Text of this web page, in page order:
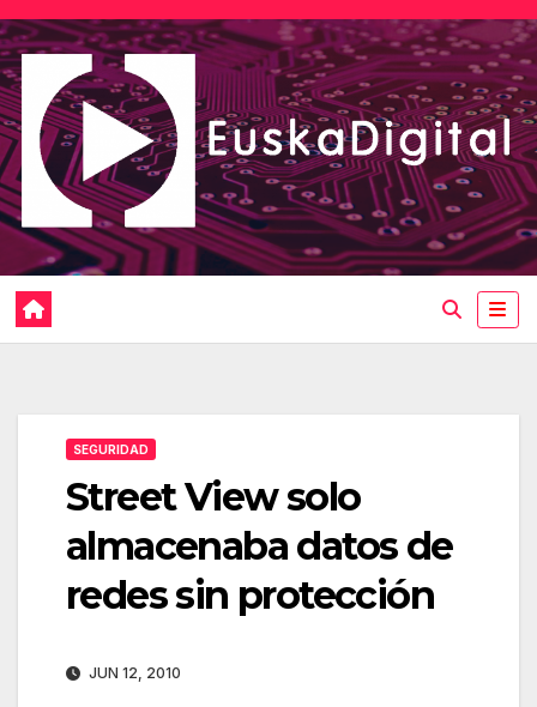
Saltar
al
contenido
SEGURIDAD
Street View solo
almacenaba datos de
redes sin protección
JUN 12, 2010